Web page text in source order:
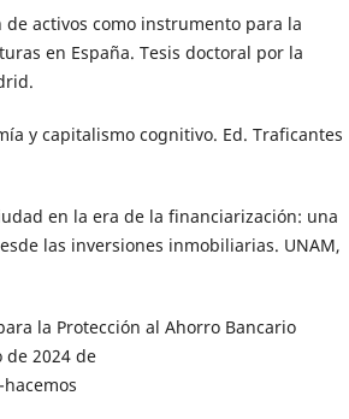
de activos como instrumento para la
en España. Tesis doctoral por la
y capitalismo cognitivo. Ed. Traficantes
en la era de la financiarización: una
las inversiones inmobiliarias. UNAM,
la Protección al Ahorro Bancario
de 2024 de